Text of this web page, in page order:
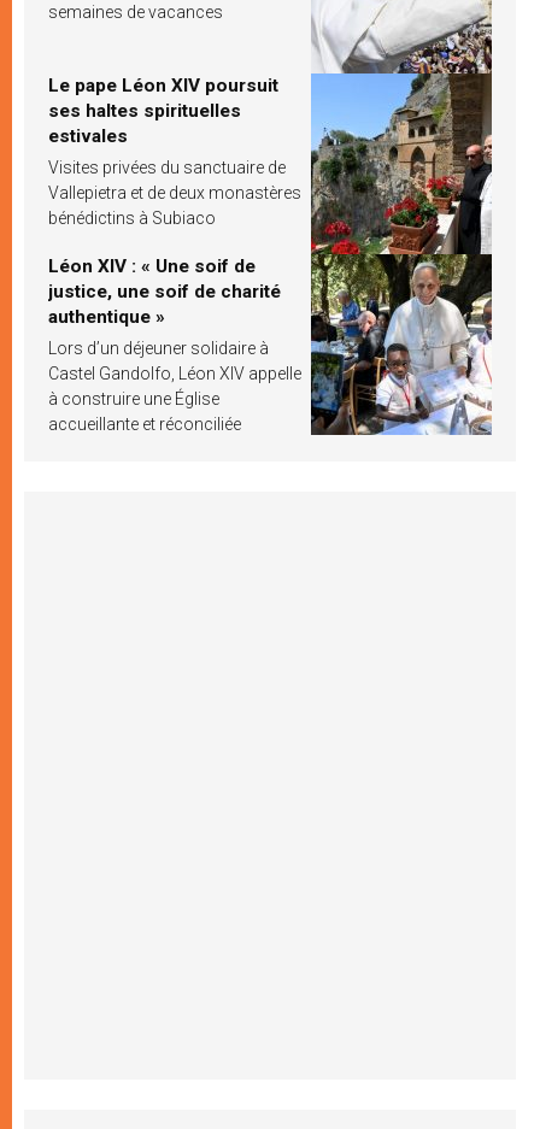
semaines de vacances
Le pape Léon XIV poursuit
ses haltes spirituelles
estivales
Visites privées du sanctuaire de
Vallepietra et de deux monastères
bénédictins à Subiaco
Léon XIV : « Une soif de
justice, une soif de charité
authentique »
Lors d’un déjeuner solidaire à
Castel Gandolfo, Léon XIV appelle
à construire une Église
accueillante et réconciliée